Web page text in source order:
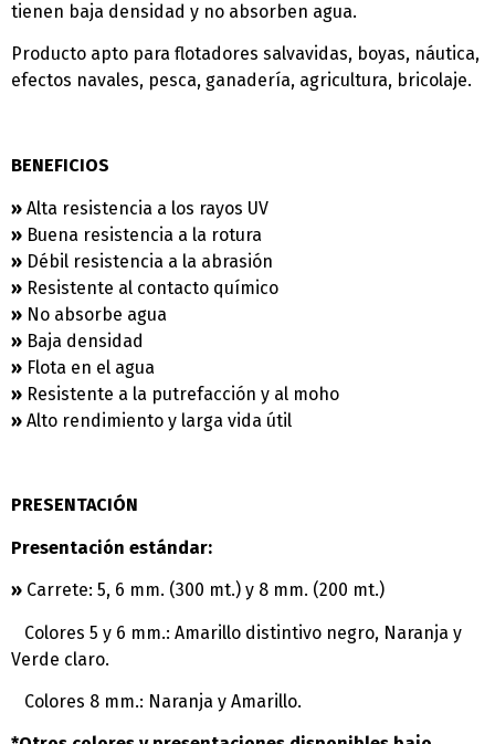
tienen baja densidad y no absorben agua.
Producto apto para flotadores salvavidas, boyas, náutica,
efectos navales, pesca, ganadería, agricultura, bricolaje.
BENEFICIOS
» Alta resistencia a los rayos UV
» Buena resistencia a la rotura
» Débil resistencia a la abrasión
» Resistente al contacto químico
» No absorbe agua
» Baja densidad
» Flota en el agua
» Resistente a la putrefacción y al moho
» Alto rendimiento y larga vida útil
PRESENTACIÓN
Presentación estándar:
» Carrete: 5, 6 mm. (300 mt.) y 8 mm. (200 mt.)
Colores 5 y 6 mm.: Amarillo distintivo negro, Naranja y
Verde claro.
Colores 8 mm.: Naranja y Amarillo.